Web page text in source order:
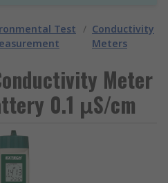
Test / Conductivity
Meters
Meter
0.1 μS/cm